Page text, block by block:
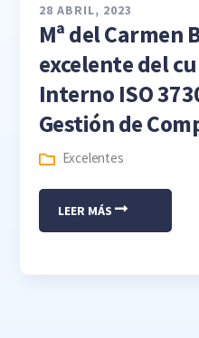
28 ABRIL, 2023
Mª del
excelente del
Interno ISO
Gestión de
Excelentes
LEER MÁS